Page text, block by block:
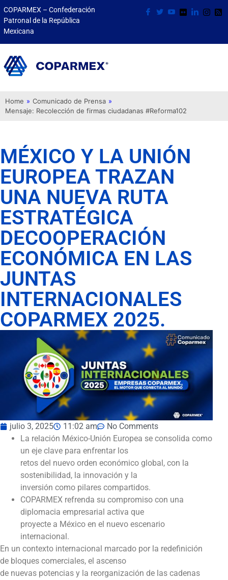
COPARMEX – Confederación
Patronal de la República
Mexicana
Home » Comunicado de Prensa »
Mensaje: Recolección de firmas ciudadanas #Reforma102
MÉXICO Y LA UNIÓN
EUROPEA TRAZAN
UNA NUEVA RUTA
ESTRATÉGICA
DECOOPERACIÓN
ECONÓMICA EN LAS
JUNTAS
INTERNACIONALES
COPARMEX 2025.
julio 3, 2025 11:02 am
No Comments
La relación México-Unión Europea se consolida como
un eje clave para enfrentar los
retos del nuevo orden económico global, con la
sostenibilidad, la innovación y la
inversión como pilares compartidos.
COPARMEX refrenda su compromiso con una
diplomacia empresarial activa que
proyecte a México en el nuevo escenario
internacional.
En un contexto internacional marcado por la redefinición
de bloques comerciales, el ascenso
de nuevas potencias y la reorganización de las cadenas